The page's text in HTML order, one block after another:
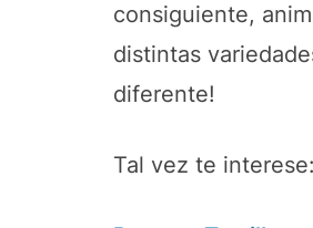
consiguiente,
distintas
diferente!
Tal vez te interese: